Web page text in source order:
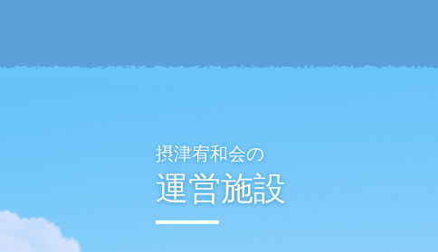
摂津宥和会の
運営施設